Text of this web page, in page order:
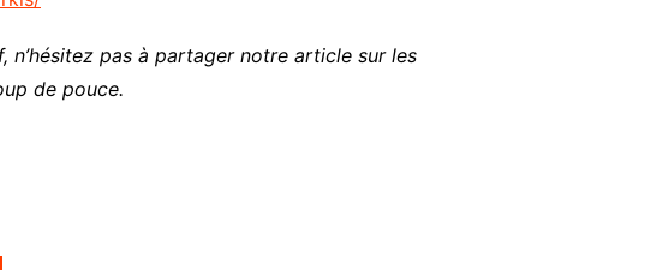
pas à partager notre article sur les
de pouce.